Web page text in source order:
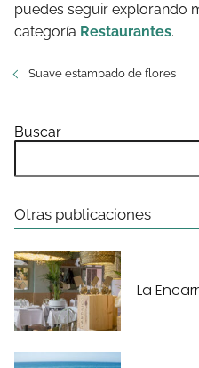
puedes seguir explorando
categoría Restaurantes.
Suave estampado de flores
Buscar
Otras publicaciones
La